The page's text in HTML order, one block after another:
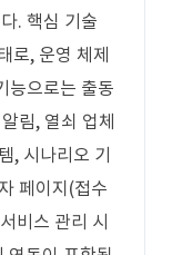
. 핵심 기술
로, 운영 체제
능으로는 출동
림, 열쇠 업체
, 시나리오 기
페이지(접수
비스 관리 시